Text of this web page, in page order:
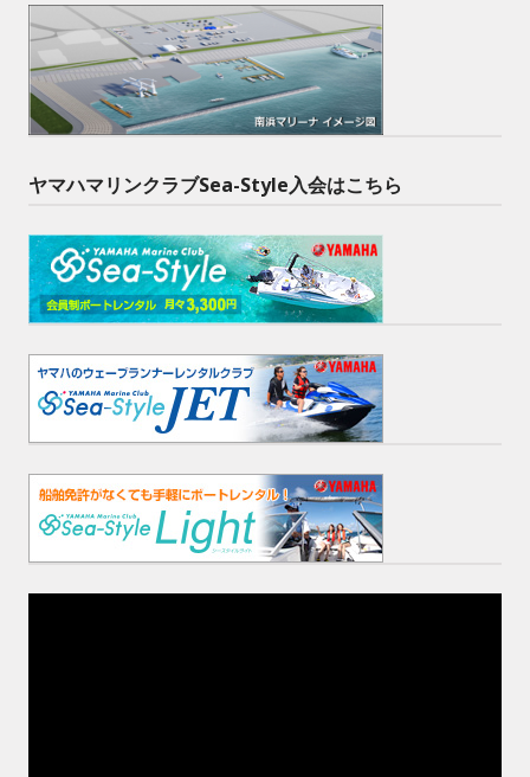
ヤマハマリンクラブSea-Style入会はこちら